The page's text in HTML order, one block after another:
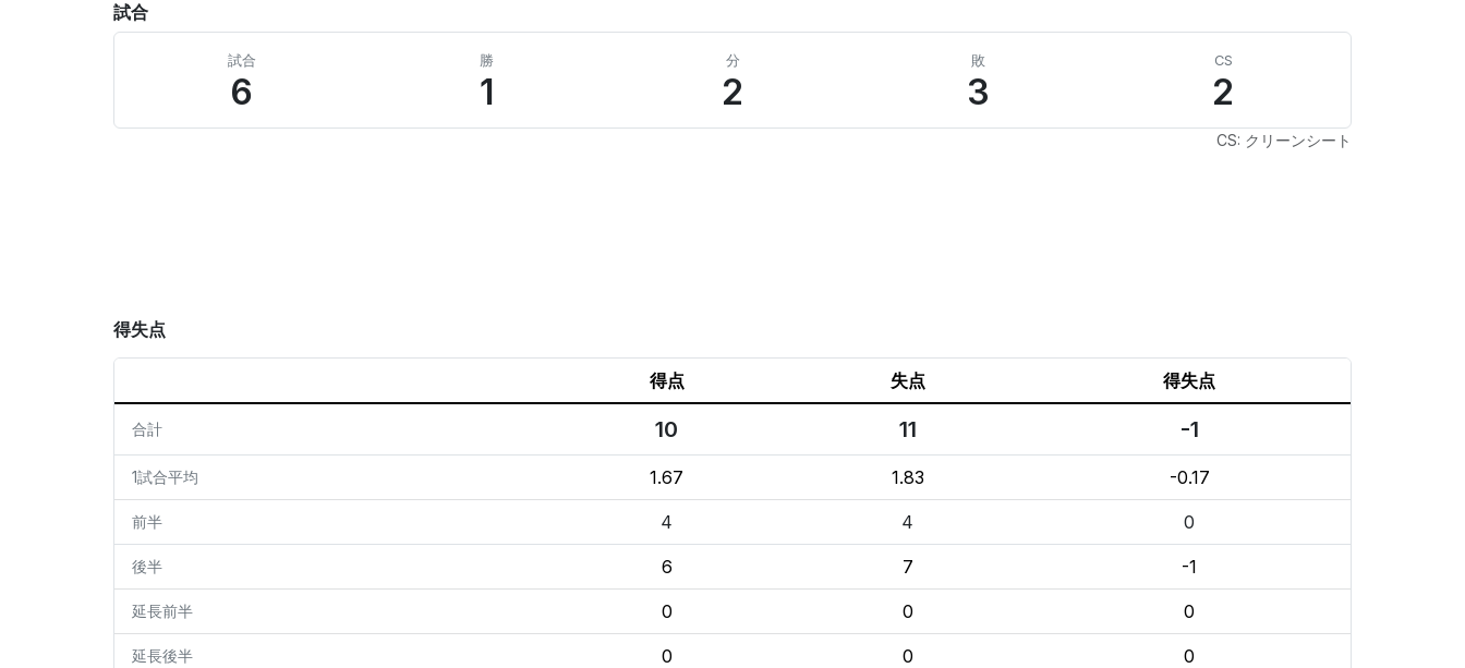
試合
試合
6
勝
1
分
2
敗
3
CS
2
CS: クリーンシート
得失点
得点 失点 得失点
合計 10 11 -1
1試合平均 1.67 1.83 -0.17
前半 4 4 0
後半 6 7 -1
延長前半 0 0 0
延長後半 0 0 0